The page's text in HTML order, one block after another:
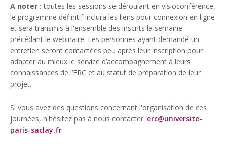
A noter : toutes les sessions se déroulant en visioconférence,
le programme définitif inclura les liens pour connexion en ligne
et sera transmis à l'ensemble des inscrits la semaine
précédant le webinaire. Les personnes ayant demandé un
entretien seront contactées peu après leur inscription pour
adapter au mieux le service d’accompagnement à leurs
connaissances de l’ERC et au statut de préparation de leur
projet.
Si vous avez des questions concernant l'organisation de ces
journées, n'hésitez pas à nous contacter: erc@universite-
paris-saclay.fr